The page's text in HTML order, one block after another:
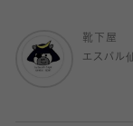
靴下屋
エスパル